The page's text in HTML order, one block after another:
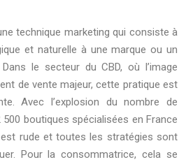
technique marketing qui consiste à
et naturelle à une marque ou un
le secteur du CBD, où l’image
de vente majeur, cette pratique est
Avec l’explosion du nombre de
boutiques spécialisées en France
rude et toutes les stratégies sont
Pour la consommatrice, cela se